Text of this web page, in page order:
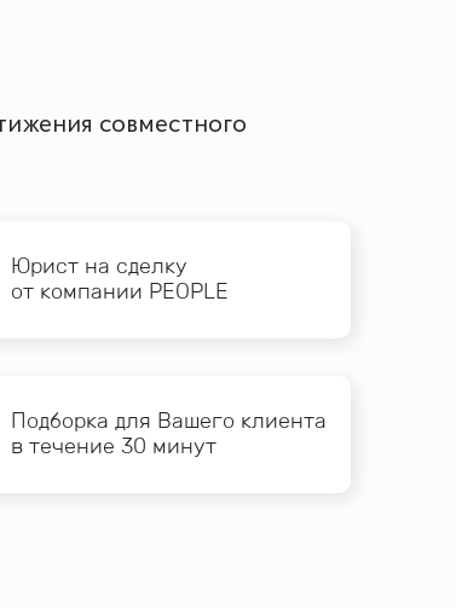
совместного
Юрист на сделку
от компании PEOPLE
Подборка для Вашего клиента
в течение 30 минут